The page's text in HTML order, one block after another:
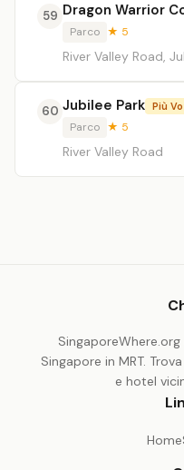
59 Dragon Warrior
Parco ★ 5
River Valley Road,
60 Jubilee Park Più
Parco ★ 5
River Valley Road
Singapore in MRT.
e hotel
Home